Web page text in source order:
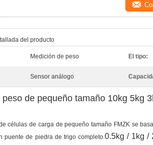
del producto
Medición de peso El tipo:
Sensor análogo
peso de pequeño tamaño 10kg 5kg
células de carga de pequeño tamaño FMZK se
puente de piedra de trigo completo.0.5kg / 1kg /